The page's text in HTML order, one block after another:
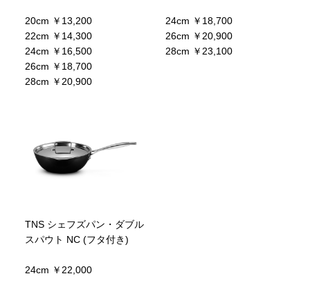
20cm ￥13,200
22cm ￥14,300
24cm ￥16,500
26cm ￥18,700
28cm ￥20,900
24cm ￥18,700
26cm ￥20,900
28cm ￥23,100
TNS シェフズパン・ダブル
スパウト NC (フタ付き)
24cm ￥22,000